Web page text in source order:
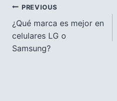
Navegación
de
entradas
PREVIOUS
¿Qué marca es mejor en
celulares LG o
Samsung?